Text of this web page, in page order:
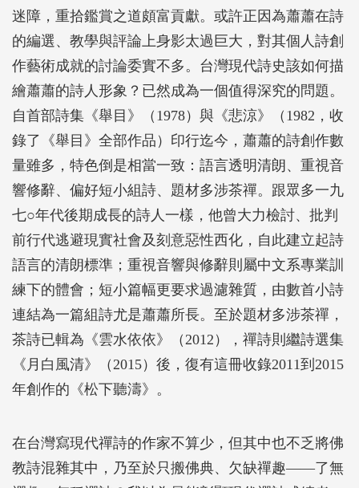
迷障，重拾鑑賞之道頗富貢獻。或許正因為蕭蕭在詩
的編選、教學與評論上身影太過巨大，對其個人詩創
作藝術成就的討論委實不多。台灣現代詩史該如何描
繪蕭蕭的詩人形象？已然成為一個值得深究的問題。
自首部詩集《舉目》（1978）與《悲涼》（1982，收
錄了《舉目》全部作品）印行迄今，蕭蕭的詩創作數
量雖多，特色倒是相當一致：語言透明清朗、重視音
響修辭、偏好短小組詩、題材多涉茶禪。跟眾多一九
七○年代後期成長的詩人一樣，他曾大力檢討、批判
前行代逃避現實社會及刻意惡性西化，自此建立起詩
語言的清朗標準；重視音響與修辭則屬中文系專業訓
練下的體會；短小篇幅更要求過濾雜質，由數首小詩
連結為一篇組詩尤是蕭蕭所長。至於題材多涉茶禪，
茶詩已輯為《雲水依依》（2012），禪詩則繼詩選集
《月白風清》（2015）後，復有這冊收錄2011到2015
年創作的《松下聽濤》。
在台灣寫現代禪詩的作家不算少，但其中也不乏將佛
教詩混雜其中，乃至於只搬佛典、欠缺禪趣——了無